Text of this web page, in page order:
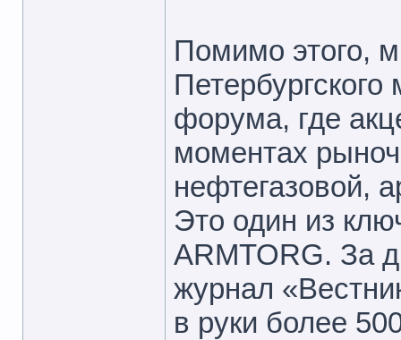
Помимо этого,
Петербургского
форума, где
моментах
нефтегазовой,
Это один из
ARMTORG. За
журнал
в руки более